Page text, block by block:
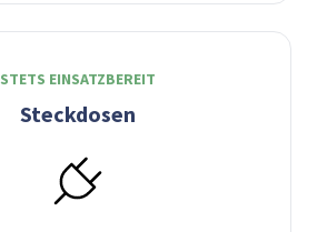
STETS EINSATZBEREIT
Steckdosen